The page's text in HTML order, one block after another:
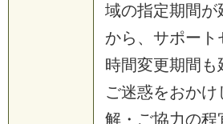
域の指定期 間が
から 、 サポー ト
時間変更期 間 も
ご迷惑をおかけ
解 ・ ご協力の程